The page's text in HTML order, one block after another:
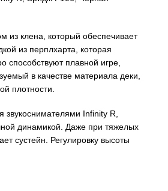
из клена, который обеспечивает
из перплхарта, которая
способствуют плавной игре,
в качестве материала деки,
плотности.
звукоснимателями Infinity R,
динамикой. Даже при тяжелых
сустейн. Регулировку высоты